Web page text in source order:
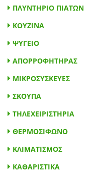
ΠΛΥΝΤΗΡΙΟ ΠΙΑΤΩΝ
ΚΟΥΖΙΝΑ
ΨΥΓΕΙΟ
ΑΠΟΡΡΟΦΗΤΗΡΑΣ
ΜΙΚΡΟΣΥΣΚΕΥΕΣ
ΣΚΟΥΠΑ
ΤΗΛΕΧΕΙΡΙΣΤΗΡΙΑ
ΘΕΡΜΟΣΙΦΩΝΟ
ΚΛΙΜΑΤΙΣΜΟΣ
ΚΑΘΑΡΙΣΤΙΚΑ